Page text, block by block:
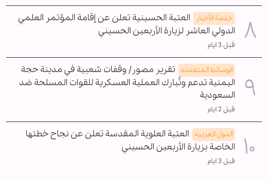
خدمة الأخبار
العتبة الحسينية تعلن عن إقامة المؤتمر العلمي
الدولي العاشر لزيارة الأربعين الحسيني
قبل 3 ايام
الوسائط المتعدده تقرير مصور/ وقفات شعبية في مدينة حجة
اليمنية تدعم وتُبارك العملية العسكرية للقوات المسلحة ضد
السعودية
قبل 2 ايام
الدول العربیه العتبة العلوية المقدسة تعلن عن نجاح خطتها
الخاصة بزيارة الأربعين الحسيني
قبل 3 ايام